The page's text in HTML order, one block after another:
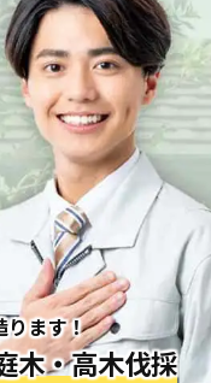
ります！
木・高木伐採